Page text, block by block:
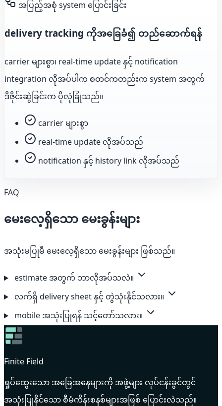
အပြည့်အစုံ system ပြောင်းခြင်း
delivery tracking ကိုအခြေခံ၍ တည်ဆောက်ရန်
carrier များစွာ၊ real-time update နှင့် notification
integration လိုအပ်ပါက စတင်ကတည်းက system အတွက်
ဒီဇိုင်းဆွဲခြင်းက ပိုလုံခြုံသည်။
carrier များစွာ
real-time update လိုအပ်သည်
notification နှင့် history link လိုအပ်သည်
FAQ
မေးလေ့ရှိသော မေးခွန်းများ
အသုံးမပြုမီ မေးလေ့ရှိသော မေးခွန်းများ ဖြစ်သည်။
estimate အတွက် ဘာလိုအပ်သလဲ။
လက်ရှိ delivery sheet နှင့် တွဲသုံးနိုင်သလား။
mobile အသုံးပြုရန် သင့်တော်သလား။
Finite Field
ရှုပ်ထွေးသော အခြေအနေများကို အဖွဲ့များ လုပ်ငန်းခွင်တွင်
အသုံးပြုနိုင်သော စီမံကိန်းစနစ်များအဖြစ် ပြောင်းလဲသည်။